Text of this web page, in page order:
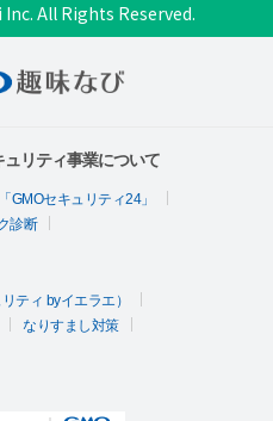
All Rights Reserved.